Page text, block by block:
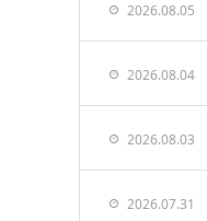
2026.08.05
2026.08.04
2026.08.03
2026.07.31